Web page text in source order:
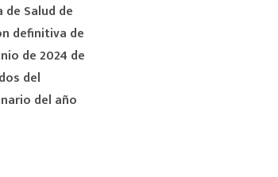
Salud de
definitiva de
de 2024 de
del
del año